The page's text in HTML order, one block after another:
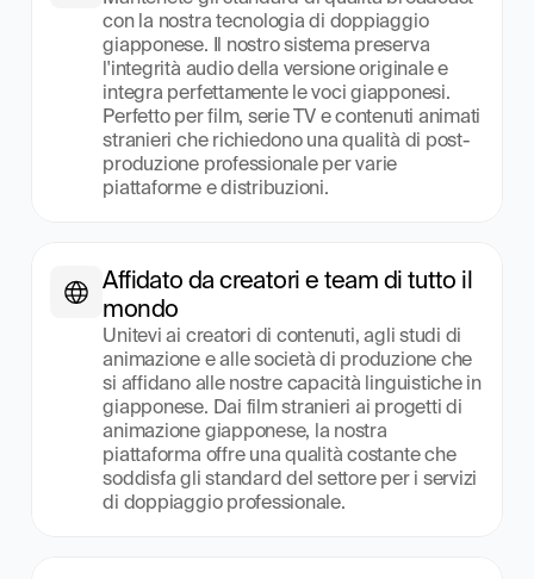
con la nostra tecnologia di doppiaggio
giapponese. Il nostro sistema preserva
l'integrità audio della versione originale e
integra perfettamente le voci giapponesi.
Perfetto per film, serie TV e contenuti animati
stranieri che richiedono una qualità di post-
produzione professionale per varie
piattaforme e distribuzioni.
Affidato da creatori e team di tutto il
mondo
Unitevi ai creatori di contenuti, agli studi di
animazione e alle società di produzione che
si affidano alle nostre capacità linguistiche in
giapponese. Dai film stranieri ai progetti di
animazione giapponese, la nostra
piattaforma offre una qualità costante che
soddisfa gli standard del settore per i servizi
di doppiaggio professionale.